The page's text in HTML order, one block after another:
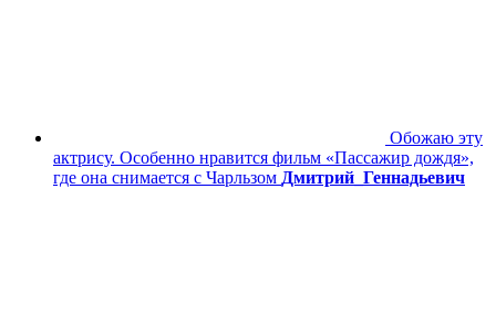
Обожаю эту
актрису. Особенно нравится фильм «Пассажир дождя»,
где она снимается с Чарльзом Дмитрий_Геннадьевич